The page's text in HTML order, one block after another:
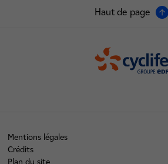
Haut de page
Mentions légales
Crédits